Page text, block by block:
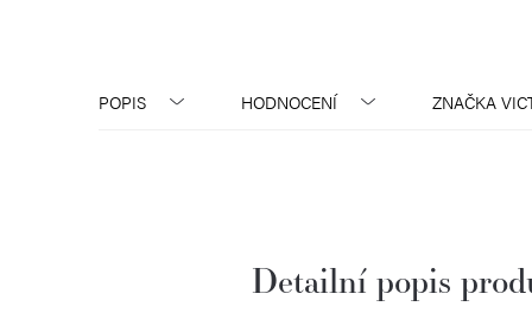
POPIS HODNOCENÍ ZNAČKA
Detailní popis